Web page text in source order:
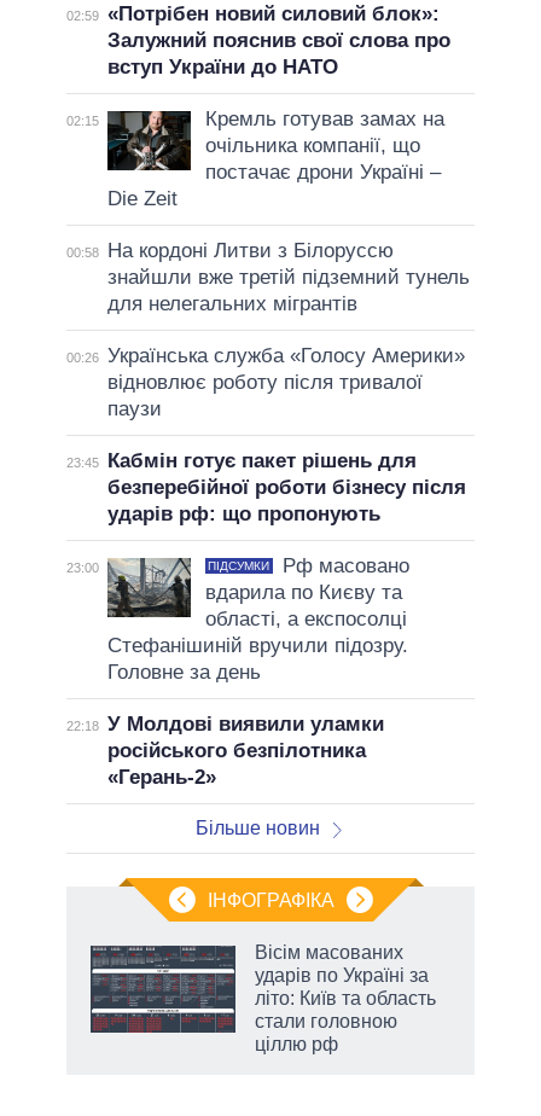
02:59 «Потрібен новий силовий блок»:
Залужний пояснив свої слова про
вступ України до НАТО
02:15
Кремль готував замах на
очільника компанії, що
постачає дрони Україні –
Die Zeit
00:58
На кордоні Литви з Білоруссю
знайшли вже третій підземний тунель
для нелегальних мігрантів
00:26 Українська служба «Голосу Америки»
відновлює роботу після тривалої
паузи
23:45
Кабмін готує пакет рішень для
безперебійної роботи бізнесу після
ударів рф: що пропонують
23:00 ПІДСУМКИ
Рф масовано
вдарила по Києву та
області, а експосолці
Стефанішиній вручили підозру.
Головне за день
22:18 У Молдові виявили уламки
російського безпілотника
«Герань-2»
Більше новин
ІНФОГРАФІКА
Вісім масованих
ударів по Україні за
літо: Київ та область
стали головною
ціллю рф